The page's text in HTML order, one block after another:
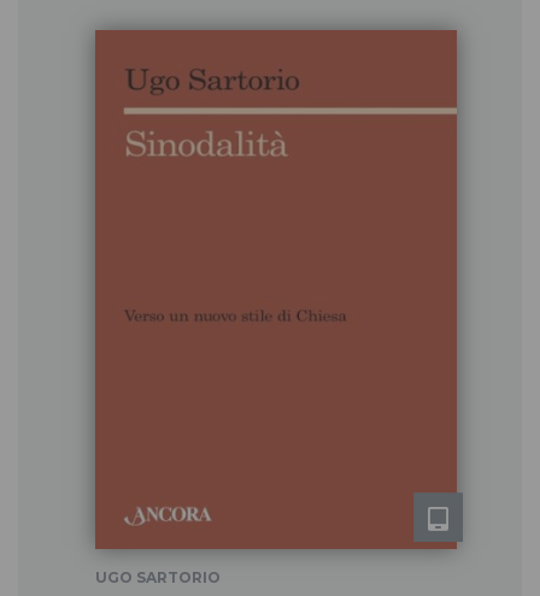
UGO SARTORIO